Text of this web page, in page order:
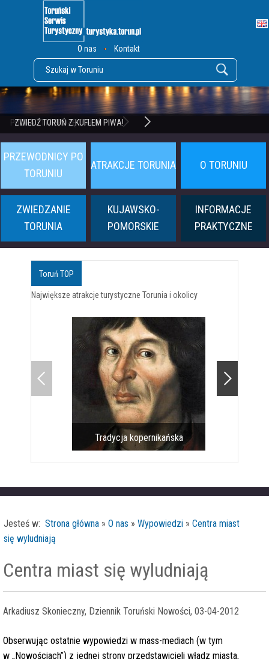
O nas Kontakt
ZWIEDŹ TORUŃ Z KUFLEM PIWA!
POZNAJ TWIERDZĘ TORUŃ
PRZEWODNICY PO
TORUNIU
ATRAKCJE TORUNIA O TORUNIU
ZWIEDZANIE
TORUNIA
KUJAWSKO-
POMORSKIE
INFORMACJE
PRAKTYCZNE
Toruń TOP
Największe atrakcje turystyczne Torunia i okolicy
Tradycja kopernikańska
Jesteś w: Strona główna » O nas » Wypowiedzi » Centra miast
się wyludniają
Centra miast się wyludniają
Arkadiusz Skonieczny, Dziennik Toruński Nowości, 03-04-2012
Obserwując ostatnie wypowiedzi w mass-mediach (w tym
w „Nowościach”) z jednej strony przedstawicieli władz miasta,